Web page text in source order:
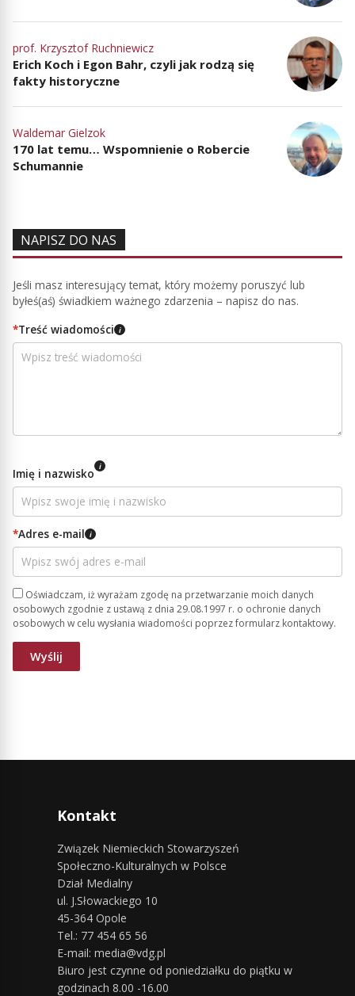
prof. Krzysztof Ruchniewicz
Erich Koch i Egon Bahr, czyli jak rodzą się
fakty historyczne
Waldemar Gielzok
170 lat temu… Wspomnienie o Robercie
Schumannie
NAPISZ DO NAS
Jeśli masz interesujący temat, który możemy poruszyć lub
byłeś(aś) świadkiem ważnego zdarzenia – napisz do nas.
*Treść wiadomości i
Imię i nazwisko i
*Adres e-mail i
Oświadczam, iż wyrażam zgodę na przetwarzanie moich danych
osobowych zgodnie z ustawą z dnia 29.08.1997 r. o ochronie danych
osobowych w celu wysłania wiadomości poprzez formularz kontaktowy.
Kontakt
Związek Niemieckich Stowarzyszeń
Społeczno-Kulturalnych w Polsce
Dział Medialny
ul. J.Słowackiego 10
45-364 Opole
Tel.: 77 454 65 56
E-mail: media@vdg.pl
Biuro jest czynne od poniedziałku do piątku w
godzinach 8.00 -16.00